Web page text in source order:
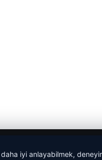
daha iyi anlayabilmek,